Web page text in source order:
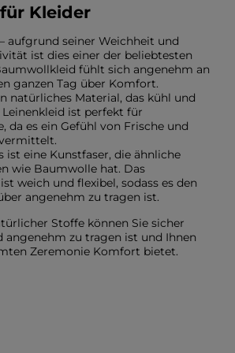
Kleider
– aufgrund seiner Weichheit und
ist dies einer der beliebtesten
fühlt sich angenehm an
ganzen Tag über Komfort.
natürliches Material, das kühl und
ist perfekt für
da es ein Gefühl von Frische und
ist eine Kunstfaser, die ähnliche
wie Baumwolle hat. Das
weich und flexibel, sodass es den
angenehm zu tragen ist.
Stoffe können Sie sicher
angenehm zu tragen ist und Ihnen
Zeremonie Komfort bietet.